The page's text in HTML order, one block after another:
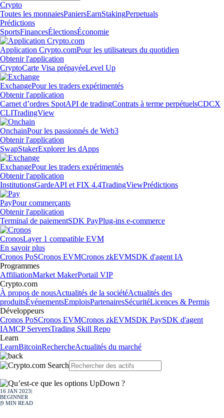
Crypto
Toutes les monnaiesPaniersEarnStakingPerpetuals
Prédictions
SportsFinancesÉlectionsÉconomie
Application Crypto.comPour les utilisateurs du quotidien
Obtenir l'application
CryptoCarte Visa prépayéeLevel Up
ExchangePour les traders expérimentés
Obtenir l'application
Carnet d’ordres SpotAPI de tradingContrats à terme perpétuelsCDCX
CLITradingView
OnchainPour les passionnés de Web3
Obtenir l'application
SwapStakerExplorer les dApps
ExchangePour les traders expérimentés
Obtenir l'application
InstitutionsGardeAPI et FIX 4.4TradingViewPrédictions
PayPour commerçants
Obtenir l'application
Terminal de paiementSDK PayPlug-ins e-commerce
CronosLayer 1 compatible EVM
En savoir plus
Cronos PoSCronos EVMCronos zkEVMSDK d'agent IA
Programmes
AffiliationMarket MakerPortail VIP
Crypto.com
À propos de nousActualités de la sociétéActualités des
produitsÉvénementsEmploisPartenairesSécuritéLicences & Permis
Développeurs
Cronos PoSCronos EVMCronos zkEVMSDK PaySDK d'agent
IAMCP ServersTrading Skill Repo
Learn
LearnBitcoinRechercheActualités du marché
16 JAN 2023
BEGINNER
9 MIN READ